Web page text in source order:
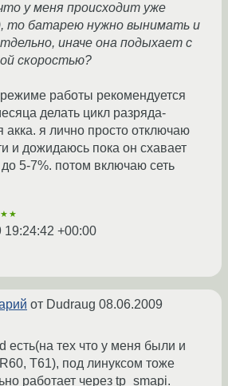
у меня происходит уже
то батарею нужно вынимать и
иначе она подыхает с
скоростью?
работы рекомендуется
делать цикл разряда-
акка. я лично просто отключаю
и дожидаюсь пока он схавает
до 5-7%. потом включаю сеть
19:24:42 +00:00
от Dudraug 08.06.2009
есть(на тех что у меня были и
T61), под линуксом тоже
работает через tp_smapi.